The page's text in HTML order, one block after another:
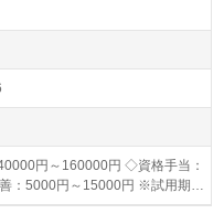
円～160000円 ◇資格手当：
5000円～15000円 ※試用期間